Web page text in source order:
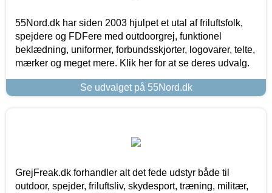
55Nord.dk har siden 2003 hjulpet et utal af friluftsfolk,
spejdere og FDFere med outdoorgrej, funktionel
beklædning, uniformer, forbundsskjorter, logovarer, telte,
mærker og meget mere. Klik her for at se deres udvalg.
Se udvalget på 55Nord.dk
GrejFreak.dk forhandler alt det fede udstyr både til
outdoor, spejder, friluftsliv, skydesport, træning, militær,